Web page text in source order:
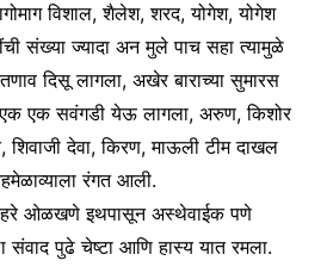
विशाल, शैलेश, शरद, योगेश, योगेश
संख्या ज्यादा अन मुले पाच सहा त्यामुळे
तणाव दिसू लागला, अखेर बाराच्या सुमारस
एक एक सवंगडी येऊ लागला, अरुण, किशोर
शिवाजी देवा, किरण, माऊली टीम दाखल
रंगत आली.
ओळखणे इथपासून अस्थेवाईक पणे
पुढे चेष्टा आणि हास्य यात रमला.